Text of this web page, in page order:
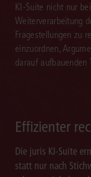
KI-Suite nicht nur
Weiterverarbeitung
Fragestellungen zu
einzuordnen,
darauf
Effizienter
Die juris KI-Suite
statt nur nach